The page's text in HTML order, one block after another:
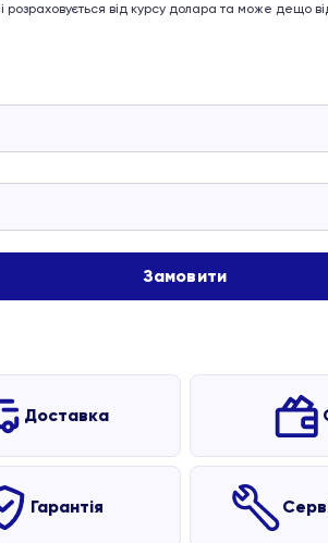
розраховується від курсу долара та може дещо
Доставка
Гарантія